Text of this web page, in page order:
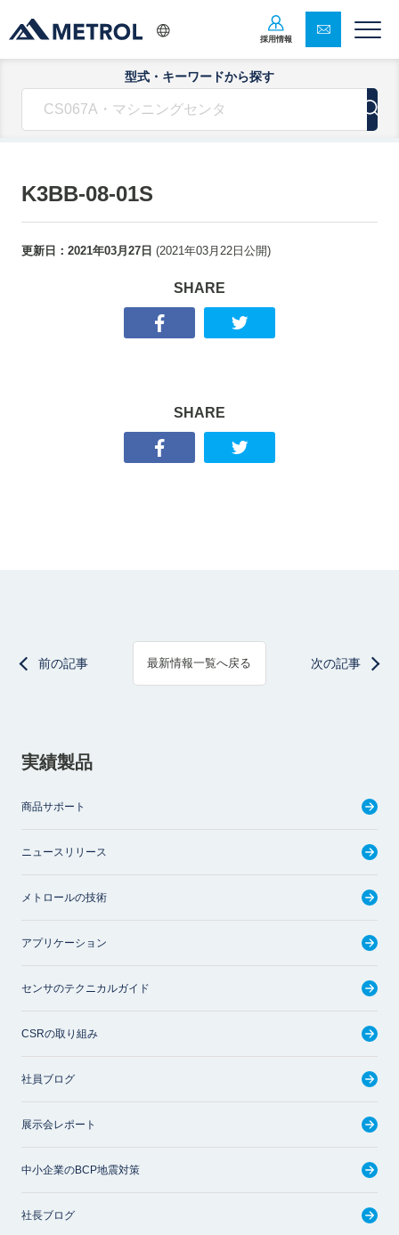
採用情報
型式・キーワードから探す
K3BB-08-01S
更新日： 2021年03月27日 (2021年03月22日 公開)
SHARE
SHARE
前の記事 最新情報一覧へ戻る 次の記事
実績製品
商品サポート
ニュースリリース
メトロールの技術
アプリケーション
センサのテクニカルガイド
CSRの取り組み
社員ブログ
展示会レポート
中小企業のBCP地震対策
社長ブログ